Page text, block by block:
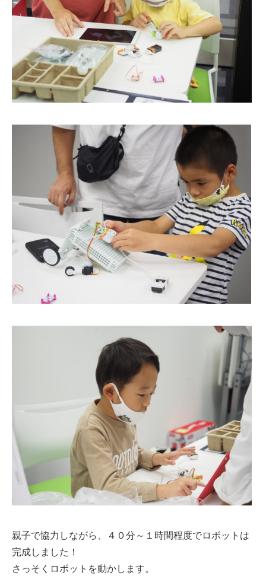
親子で協力しながら、４０分～１時間程度でロボットは
完成しました！
さっそくロボットを動かします。